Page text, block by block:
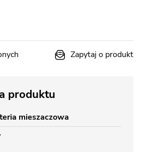
Zapytaj o produkt
produktu
mieszaczowa